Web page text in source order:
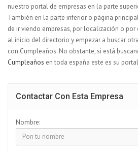
nuestro portal de empresas en la parte
También en la parte inferior o página
de ir viendo empresas, por localización o por
al inicio del directorio y empezar a buscar
con Cumpleaños. No obstante, si está
Cumpleaños en toda españa este es su
Contactar Con Esta Empresa
Nombre: